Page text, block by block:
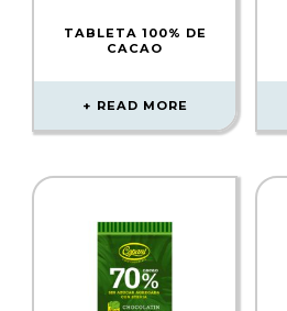
TABLETA 100% DE
CACAO
READ MORE